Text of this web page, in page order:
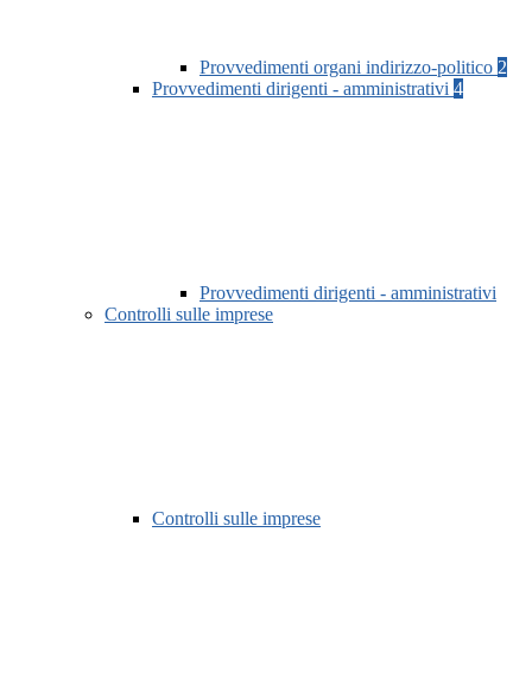
Provvedimenti organi indirizzo-politico 2
Provvedimenti dirigenti - amministrativi 4
Provvedimenti dirigenti - amministrativi
Controlli sulle imprese
Controlli sulle imprese